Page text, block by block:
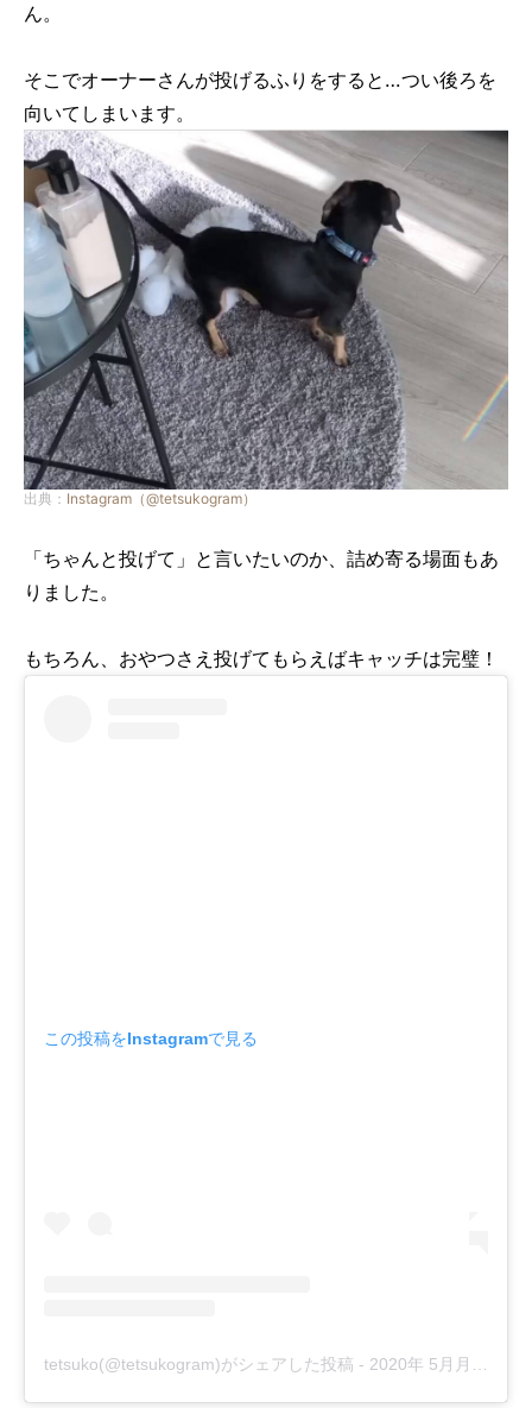
ん。
そこでオーナーさんが投げるふりをすると…つい後ろを
向いてしまいます。
出典： Instagram（@tetsukogram）
「ちゃんと投げて」と言いたいのか、詰め寄る場面もあ
りました。
もちろん、おやつさえ投げてもらえばキャッチは完璧！
この投稿をInstagramで見る
tetsuko(@tetsukogram)がシェアした投稿 - 2020年 5月月25日午後4時39分PDT